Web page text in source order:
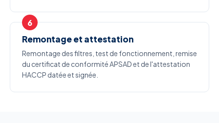
Remontage et attestation
Remontage des filtres, test de fonctionnement, remise
du certificat de conformité APSAD et de l'attestation
HACCP datée et signée.